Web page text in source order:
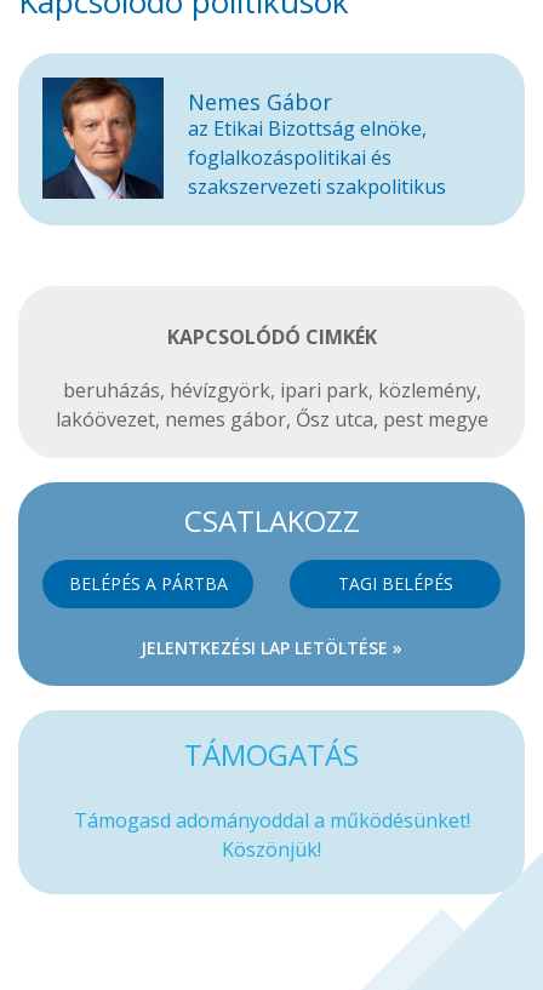
Nemes Gábor
az Etikai Bizottság elnöke,
foglalkozáspolitikai és
szakszervezeti szakpolitikus
KAPCSOLÓDÓ CIMKÉK
beruházás, hévízgyörk, ipari park, közlemény,
lakóövezet, nemes gábor, Ősz utca, pest megye
CSATLAKOZZ
BELÉPÉS A PÁRTBA TAGI BELÉPÉS
JELENTKEZÉSI LAP LETÖLTÉSE »
TÁMOGATÁS
Támogasd adományoddal a működésünket!
Köszönjük!